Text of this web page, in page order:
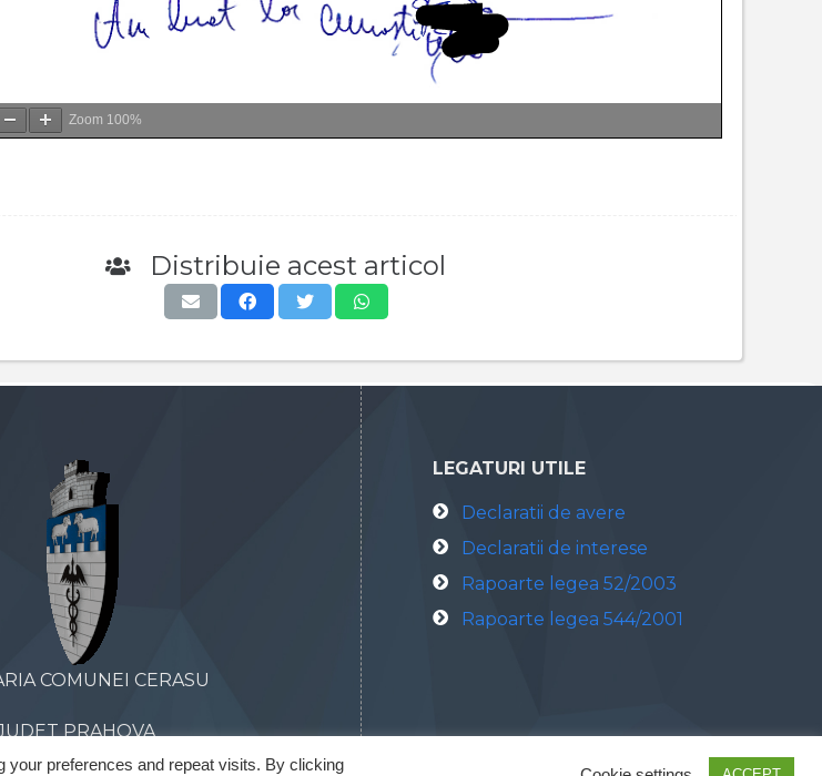
Zoom 100%
Distribuie acest articol
COMUNEI CERASU
PRAHOVA
LEGATURI UTILE
Declaratii de avere
Declaratii de interese
Rapoarte legea 52/2003
Rapoarte legea 544/2001
your preferences and repeat visits. By clicking